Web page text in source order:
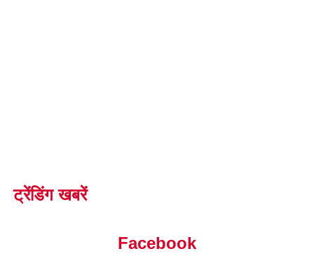
ट्रेंडिंग खबरें
Facebook